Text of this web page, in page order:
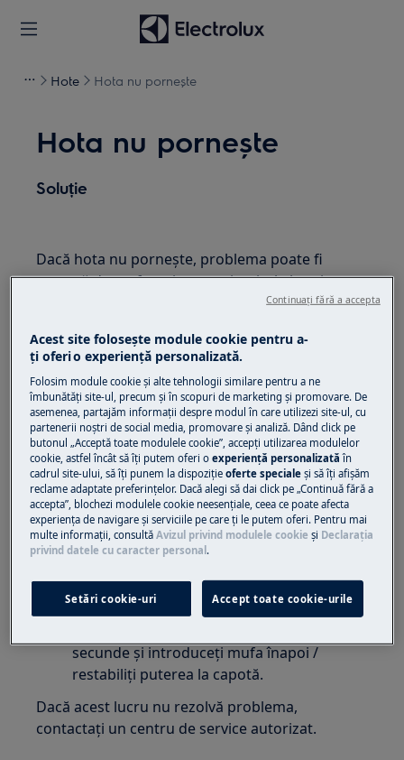
Hote Hota nu pornește
Hota nu pornește
Soluție
Dacă hota nu pornește, problema poate fi
cauzată de mufa, priza sau circuitul electric.
Dacă LED-urile / luminile nu funcționează,
Dacă hota este conectată la o priză, încercați să
conectați un aparat mic (de exemplu, o lampă
sau un ceainic) la acea priză pentru a verifica
dacă funcționează.
Dacă aparatul nu funcționează:
Este posibil să existe o problemă legată de
electricitate, specifică prizei
Verificați întrerupătorul sau siguranțele.
Resetați-l prin deconectarea sau scoaterea
secunde și introduceți mufa înapoi /
restabiliți puterea la capotă.
Dacă acest lucru nu rezolvă problema,
contactați un centru de service autorizat.
Acest site folosește module cookie pentru a-
ţi oferi o experienţă personalizată.
Folosim module cookie și alte tehnologii similare pentru a ne
îmbunătăţi site-ul, precum și în scopuri de marketing și promovare. De
asemenea, partajăm informaţii despre modul în care utilizezi site-ul, cu
partenerii noștri de social media, promovare și analiză. Dând click pe
butonul „Acceptă toate modulele cookie”, accepţi utilizarea modulelor
cookie, astfel încât să îţi putem oferi oexperienţă personalizată în
cadrul site-ului, să îţi punem la dispoziţieoferte speciale și să îţi afișăm
reclame adaptate preferinţelor. Dacă alegi să dai click pe „Continuă fără a
accepta”, blochezi modulele cookie neesenţiale, ceea ce poate afecta
experienţa de navigare și serviciile pe care ţi le putem oferi. Pentru mai
multe informaţii, consultăAvizul privind modulele cookie și Declaraţia
privind datele cu caracter personal .
Setări cookie-uri Accept toate cookie-urile
Continuați fără a accepta